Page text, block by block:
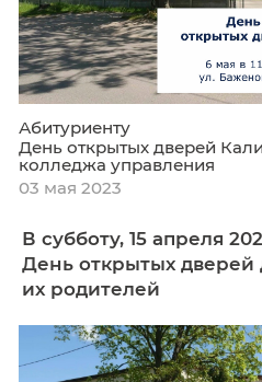
Абитуриенту
День открытых
колледжа управления
23 мая 2023
В субботу, 6 мая
открытых дверей
родителей